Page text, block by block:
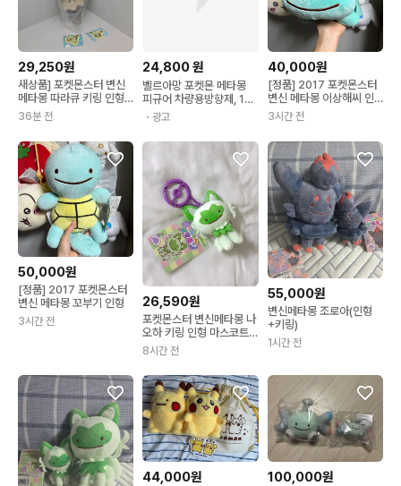
29,250원
새상품] 포켓몬스터 변신
메타몽 따라큐 키링 인형
마스코트 중포센
36분 전
24,800원
벨르아망 포켓몬 메타몽
피규어 차량용방향제, 1개,
블랙체리
・광고
40,000원
[정품] 2017 포켓몬스터
변신 메타몽 이상해씨 인
형
3시간 전
50,000원
[정품] 2017 포켓몬스터
변신 메타몽 꼬부기 인형
3시간 전
26,590원
포켓몬스터 변신메타몽 나
오하 키링 인형 마스코트
일포센
8시간 전
55,000원
변신메타몽 조로아(인형
+키링)
1시간 전
44,000원 100,000원